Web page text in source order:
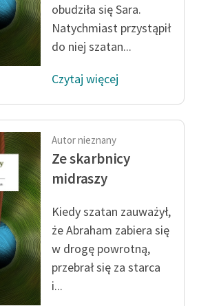
obudziła się Sara.
Natychmiast przystąpił
do niej szatan...
Czytaj więcej
Autor nieznany
Ze skarbnicy
midraszy
Kiedy szatan zauważył,
że Abraham zabiera się
w drogę powrotną,
przebrał się za starca
i...